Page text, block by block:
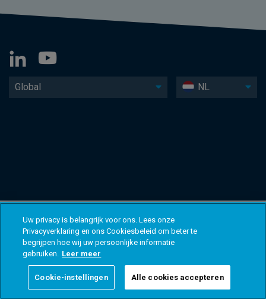
Global NL
Uw privacy is belangrijk voor ons. Lees onze
Privacyverklaring en ons Cookiesbeleid om beter te
begrijpen hoe wij uw persoonlijke informatie
gebruiken. Leer meer
Cookie-instellingen Alle cookies accepteren